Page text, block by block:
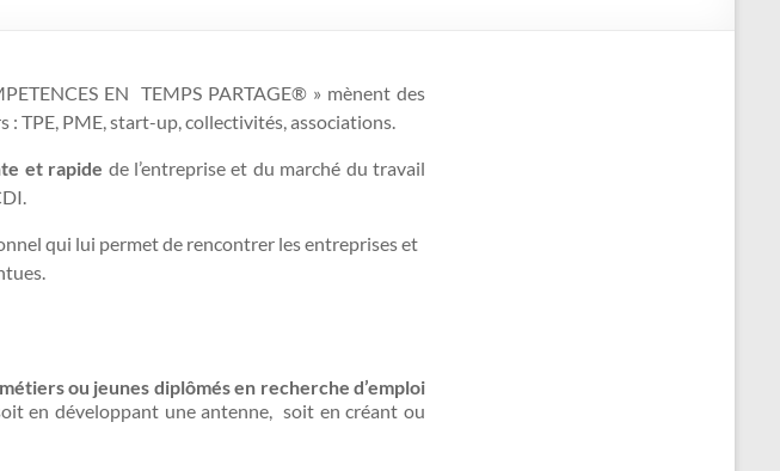
EN TEMPS PARTAGE® » mènent des
TPE, PME, start-up, collectivités, associations.
et rapide de l’entreprise et du marché du travail
qui lui permet de rencontrer les entreprises et
ou jeunes diplômés en recherche d’emploi
en développant une antenne, soit en créant ou